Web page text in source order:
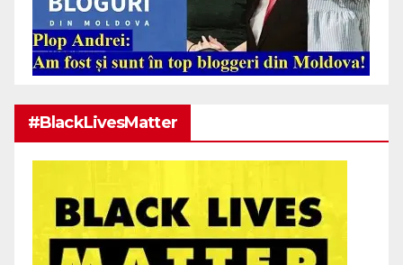
#BlackLivesMatter